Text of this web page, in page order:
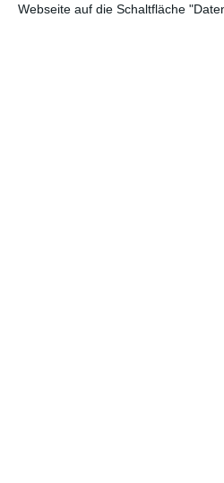
Webseite auf die Schaltfläche